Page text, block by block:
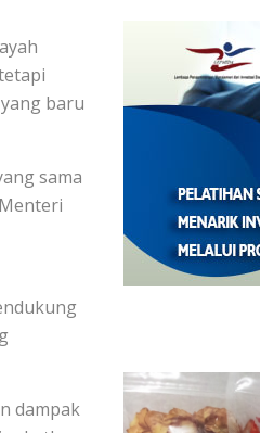
baru
sama
dampak